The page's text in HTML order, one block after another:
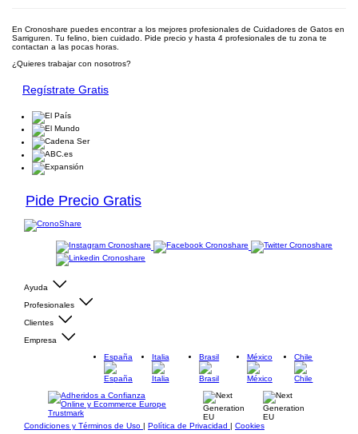
En Cronoshare puedes encontrar a los mejores profesionales de Cuidadores de Gatos en
Sarriguren. Tu felino, bien cuidado. Pide precio y hasta 4 profesionales de tu zona te
contactan a las pocas horas.
¿Quieres trabajar con nosotros?
Regístrate Gratis
Pide Precio Gratis
Ayuda
Profesionales
Clientes
Empresa
España
Italia Brasil México Chile
Condiciones y Términos de Uso | Política de Privacidad | Cookies